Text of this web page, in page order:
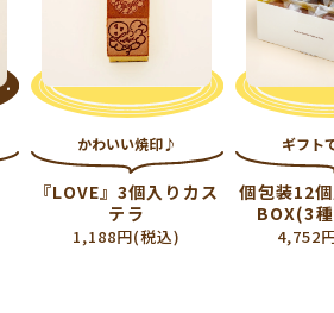
かわいい焼印♪
『LOVE』3個入りカス
テラ
1,188円(税込)
ギフト
個包装12
BOX(3
4,752